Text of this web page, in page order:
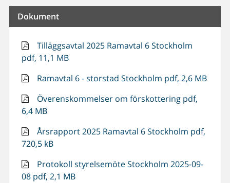
Dokument
Tilläggsavtal 2025 Ramavtal 6 Stockholm
pdf, 11,1 MB
Ramavtal 6 - storstad Stockholm pdf, 2,6 MB
Överenskommelser om förskottering pdf,
6,4 MB
Årsrapport 2025 Ramavtal 6 Stockholm pdf,
720,5 kB
Protokoll styrelsemöte Stockholm 2025-09-
08 pdf, 2,1 MB